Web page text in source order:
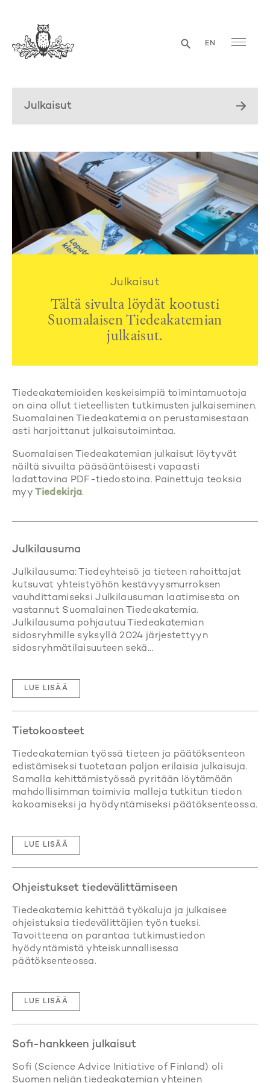
EN
Julkaisut
Julkaisut
Tältä sivulta löydät kootusti
Suomalaisen Tiedeakatemian
julkaisut.
Tiedeakatemioiden keskeisimpiä toimintamuotoja
on aina ollut tieteellisten tutkimusten julkaiseminen.
Suomalainen Tiedeakatemia on perustamisestaan
asti harjoittanut julkaisutoimintaa.
Suomalaisen Tiedeakatemian julkaisut löytyvät
näiltä sivuilta pääsääntöisesti vapaasti
ladattavina PDF-tiedostoina. Painettuja teoksia
myyTiedekirja.
Julkilausuma
Julkilausuma: Tiedeyhteisö ja tieteen rahoittajat
kutsuvat yhteistyöhön kestävyysmurroksen
vauhdittamiseksi Julkilausuman laatimisesta on
vastannut Suomalainen Tiedeakatemia.
Julkilausuma pohjautuu Tiedeakatemian
sidosryhmille syksyllä 2024 järjestettyyn
sidosryhmätilaisuuteen sekä…
LUE LISÄÄ
Tietokoosteet
Tiedeakatemian työssä tieteen ja päätöksenteon
edistämiseksi tuotetaan paljon erilaisia julkaisuja.
Samalla kehittämistyössä pyritään löytämään
mahdollisimman toimivia malleja tutkitun tiedon
kokoamiseksi ja hyödyntämiseksi päätöksenteossa.
LUE LISÄÄ
Ohjeistukset tiedevälittämiseen
Tiedeakatemia kehittää työkaluja ja julkaisee
ohjeistuksia tiedevälittäjien työn tueksi.
Tavoitteena on parantaa tutkimustiedon
hyödyntämistä yhteiskunnallisessa
päätöksenteossa.
LUE LISÄÄ
Sofi-hankkeen julkaisut
Sofi (Science Advice Initiative of Finland) oli
Suomen neljän tiedeakatemian yhteinen